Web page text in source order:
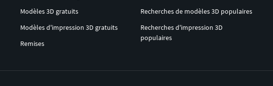
Modèles 3D gratuits
Modèles d'impression 3D gratuits
Remises
Recherches de modèles 3D populaires
Recherches d'impression 3D
populaires